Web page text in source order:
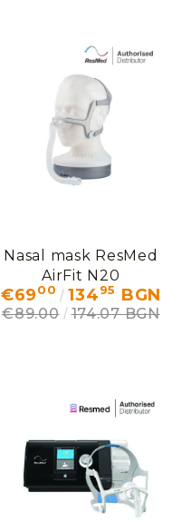
Nasal mask ResMed
AirFit N20
€6900 13495 BGN
€89.00 174.07 BGN